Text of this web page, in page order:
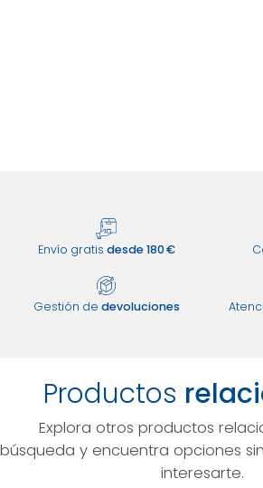
Envío gratis desde 180 €
Gestión de devoluciones
Productos
Explora otros productos
búsqueda y encuentra opciones
interesarte.